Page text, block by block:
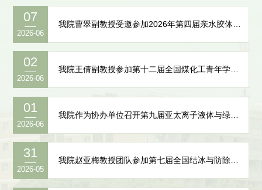
07
2026-06
02
2026-06
我院王倩副教授参加第十二届全国煤化工青年学者论坛并作报告交流
01
2026-06
31
2026-05
我院赵亚梅教授团队参加第七届全国结冰与防除冰学术会议并作学术报告